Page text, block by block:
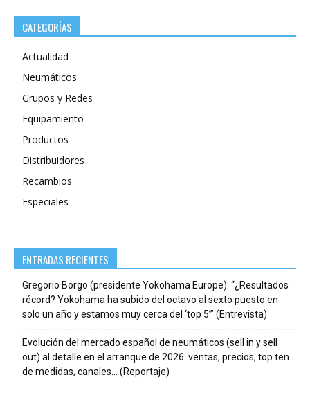
CATEGORÍAS
Actualidad
Neumáticos
Grupos y Redes
Equipamiento
Productos
Distribuidores
Recambios
Especiales
ENTRADAS RECIENTES
Gregorio Borgo (presidente Yokohama Europe): “¿Resultados
récord? Yokohama ha subido del octavo al sexto puesto en
solo un año y estamos muy cerca del ‘top 5’” (Entrevista)
Evolución del mercado español de neumáticos (sell in y sell
out) al detalle en el arranque de 2026: ventas, precios, top ten
de medidas, canales… (Reportaje)